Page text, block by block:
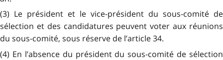
(3) Le président et le vice-président du sous-comité de
sélection et des candidatures peuvent voter aux réunions
du sous-comité, sous réserve de l’article 34.
(4) En l’absence du président du sous-comité de sélection